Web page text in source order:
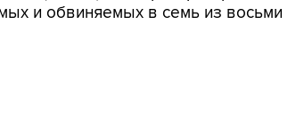
и обвиняемых в семь из восьми